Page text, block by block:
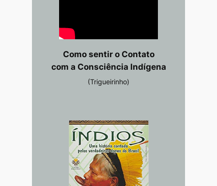
Como sentir o Contato
com a Consciência Indígena
(Trigueirinho)